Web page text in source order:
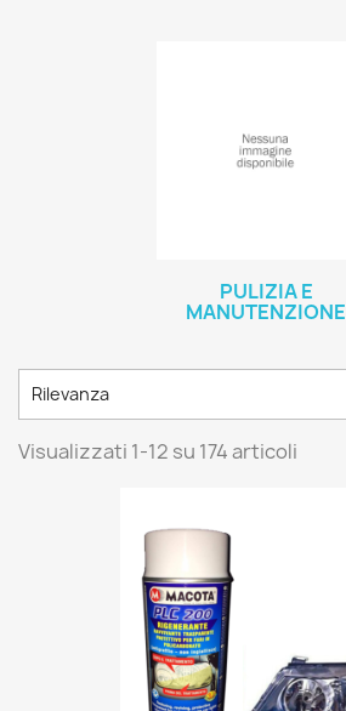
PULIZIA E
MANUTENZIONE
Rilevanza
Visualizzati 1-12 su 174 articoli